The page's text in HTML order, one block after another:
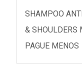
SHAMPOO
& SHOULDERS
PAGUE MENOS